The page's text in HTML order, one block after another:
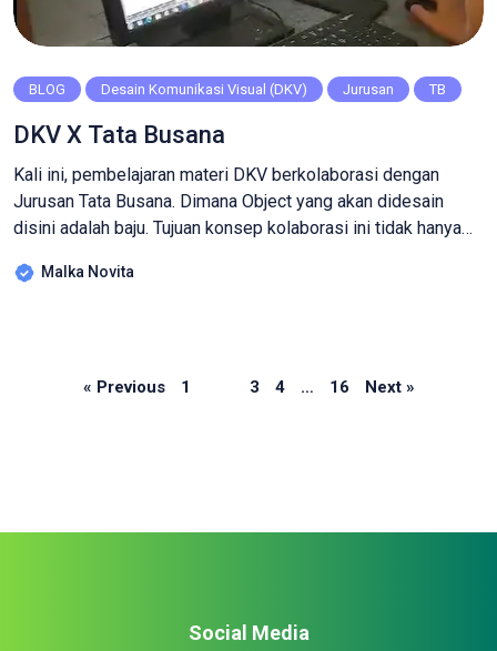
BLOG Desain Komunikasi Visual (DKV) Jurusan TB
DKV X Tata Busana
Kali ini, pembelajaran materi DKV berkolaborasi dengan
Jurusan Tata Busana. Dimana Object yang akan didesain
disini adalah baju. Tujuan konsep kolaborasi ini tidak hanya
kedua jurusan, tetapi juga dapat menghasilkan karya-karya
Malka Novita
« Previous Page
1 PagePage
3 Page
4 … Page
16 Next »
Social Media